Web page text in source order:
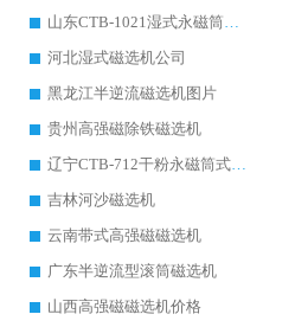
山东CTB-1021湿式永磁筒式磁选机
河北湿式磁选机公司
黑龙江半逆流磁选机图片
贵州高强磁除铁磁选机
辽宁CTB-712干粉永磁筒式磁选机
吉林河沙磁选机
云南带式高强磁磁选机
广东半逆流型滚筒磁选机
山西高强磁磁选机价格